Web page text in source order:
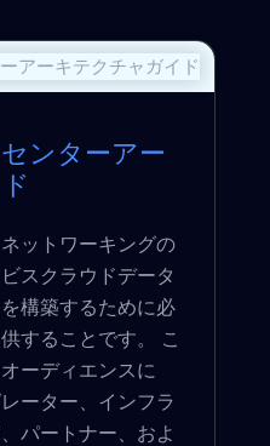
ンターアー
ットワーキングの
スクラウドデータ
構築するために必
することです。 こ
ーディエンスに
ーター、インフラ
パートナー、およ